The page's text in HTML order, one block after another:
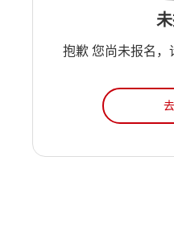
抱歉 您尚未报名，